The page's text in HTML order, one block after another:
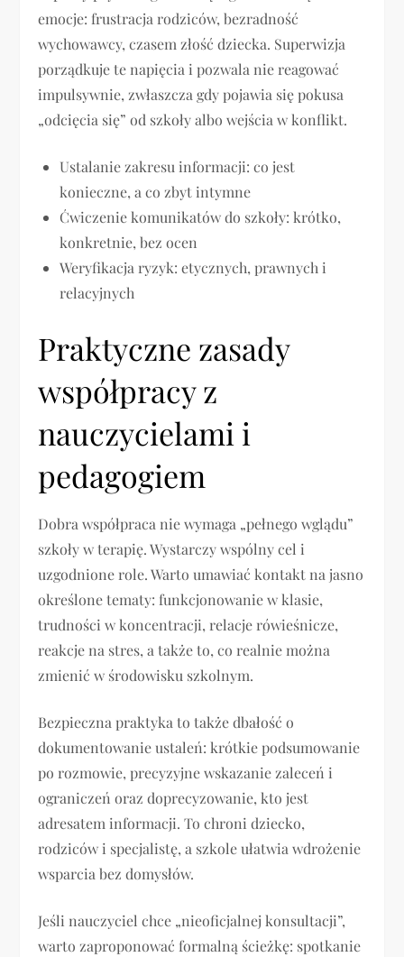
emocje: frustracja rodziców, bezradność
wychowawcy, czasem złość dziecka. Superwizja
porządkuje te napięcia i pozwala nie reagować
impulsywnie, zwłaszcza gdy pojawia się pokusa
„odcięcia się” od szkoły albo wejścia w konflikt.
Ustalanie zakresu informacji: co jest
konieczne, a co zbyt intymne
Ćwiczenie komunikatów do szkoły: krótko,
konkretnie, bez ocen
Weryfikacja ryzyk: etycznych, prawnych i
relacyjnych
Praktyczne zasady
współpracy z
nauczycielami i
pedagogiem
Dobra współpraca nie wymaga „pełnego wglądu”
szkoły w terapię. Wystarczy wspólny cel i
uzgodnione role. Warto umawiać kontakt na jasno
określone tematy: funkcjonowanie w klasie,
trudności w koncentracji, relacje rówieśnicze,
reakcje na stres, a także to, co realnie można
zmienić w środowisku szkolnym.
Bezpieczna praktyka to także dbałość o
dokumentowanie ustaleń: krótkie podsumowanie
po rozmowie, precyzyjne wskazanie zaleceń i
ograniczeń oraz doprecyzowanie, kto jest
adresatem informacji. To chroni dziecko,
rodziców i specjalistę, a szkole ułatwia wdrożenie
wsparcia bez domysłów.
Jeśli nauczyciel chce „nieoficjalnej konsultacji”,
warto zaproponować formalną ścieżkę: spotkanie